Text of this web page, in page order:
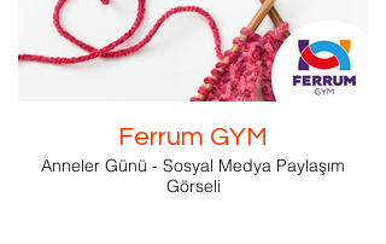
Ferrum GYM
Anneler Günü - Sosyal Medya Paylaşım
Görseli